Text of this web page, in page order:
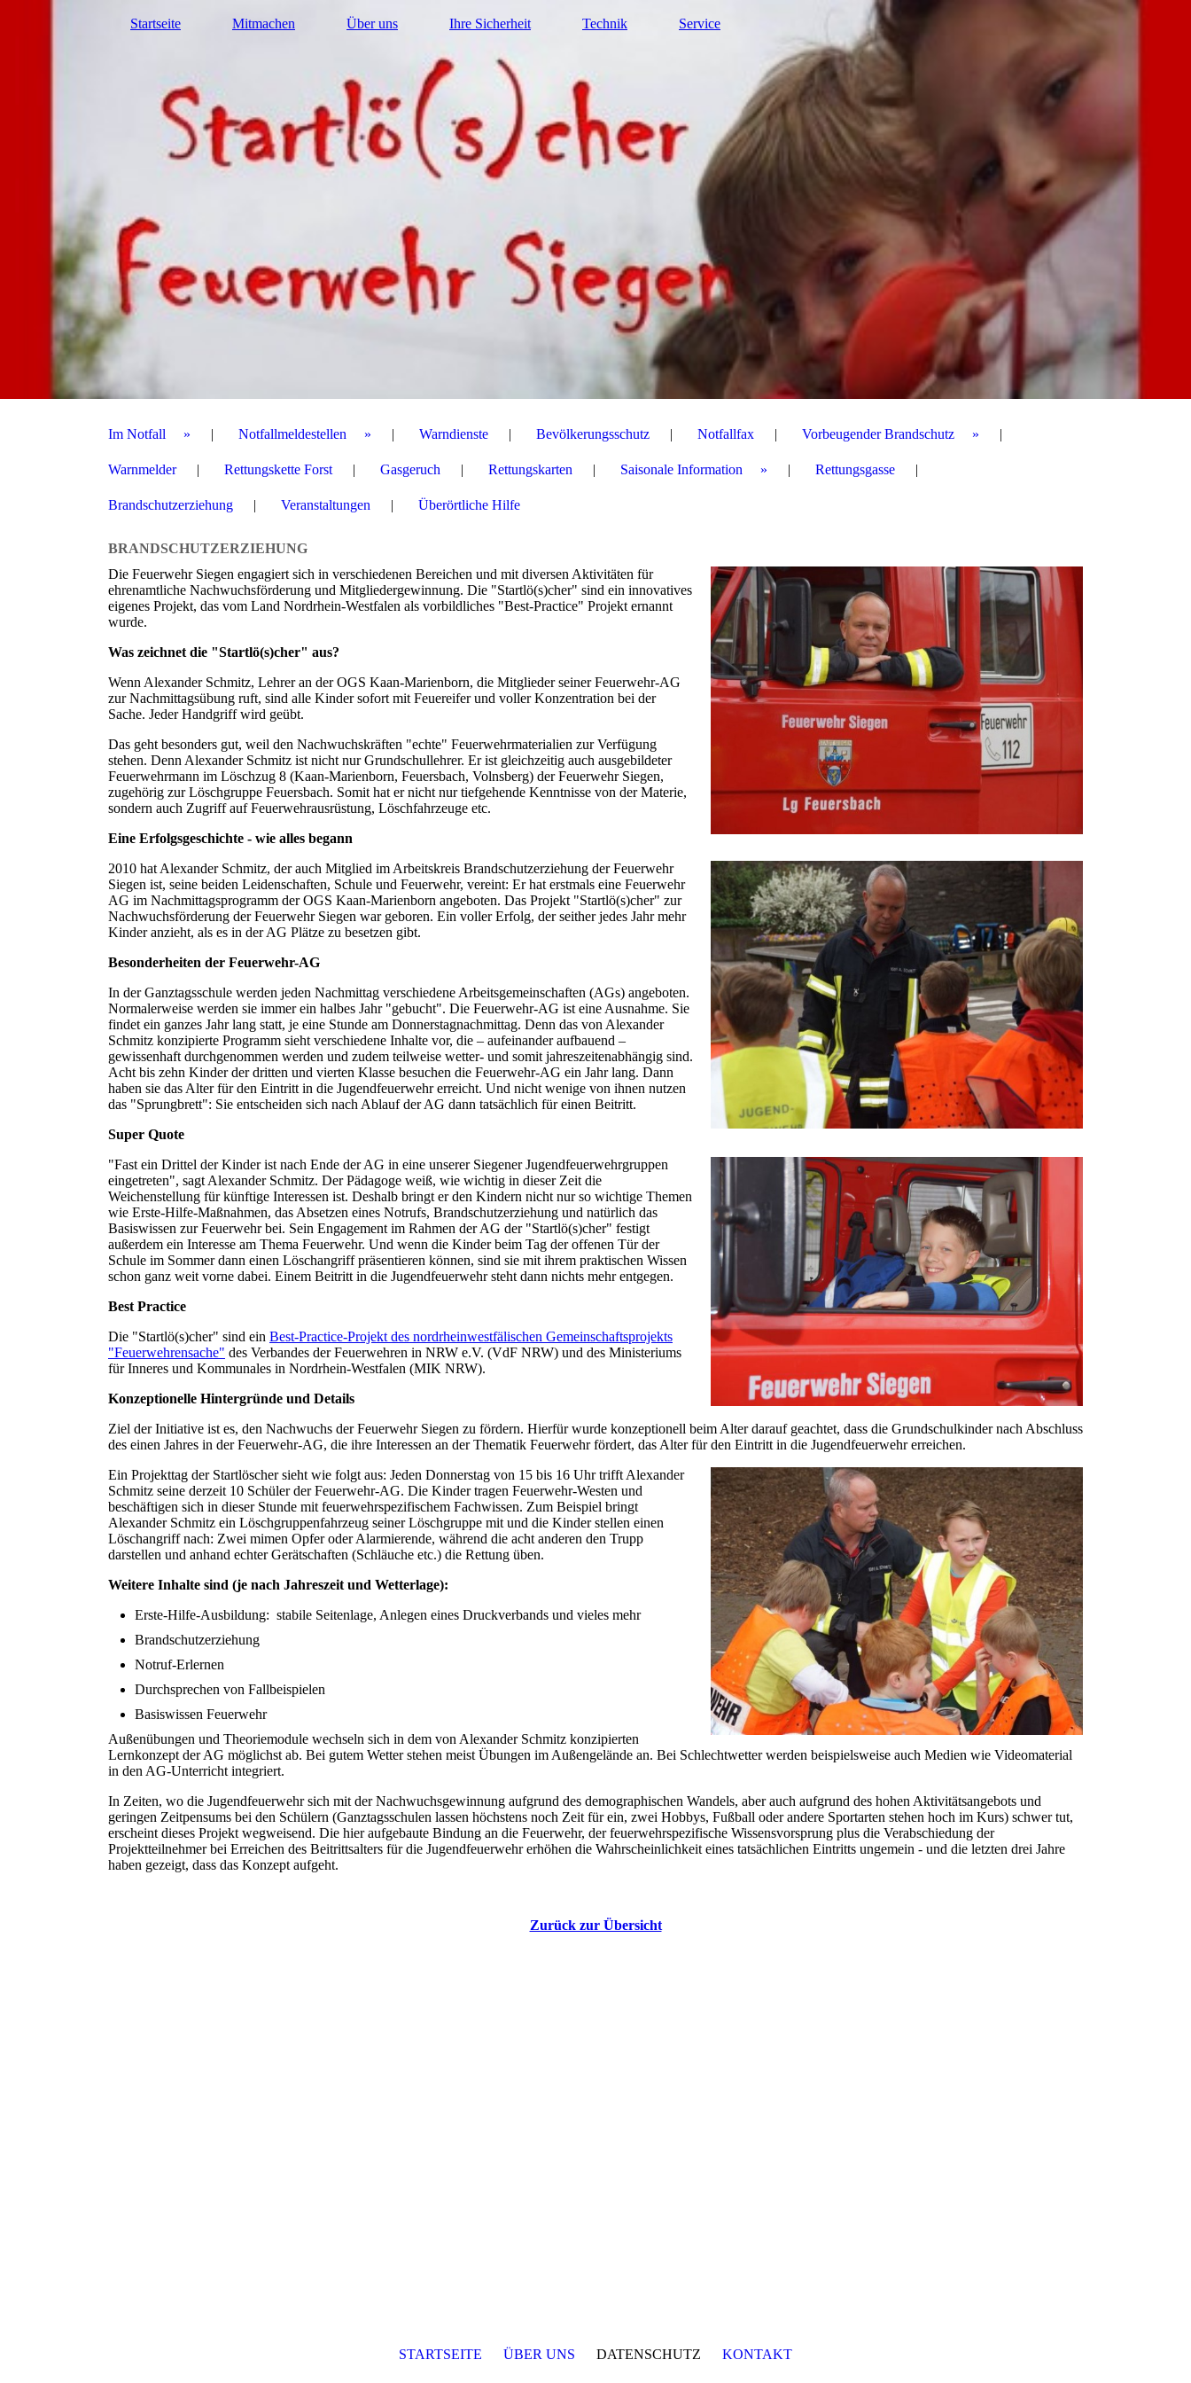
Startseite Mitmachen Über uns Ihre Sicherheit Technik Service
Im Notfall Notfallmeldestellen Warndienste Bevölkerungsschutz Notfallfax Vorbeugender Brandschutz
Warnmelder Rettungskette Forst Gasgeruch Rettungskarten Saisonale Information Rettungsgasse
Brandschutzerziehung Veranstaltungen Überörtliche Hilfe
BRANDSCHUTZERZIEHUNG
Die Feuerwehr Siegen engagiert sich in verschiedenen Bereichen und mit diversen Aktivitäten für
ehrenamtliche Nachwuchsförderung und Mitgliedergewinnung. Die "Startlö(s)cher" sind ein innovatives
eigenes Projekt, das vom Land Nordrhein-Westfalen als vorbildliches "Best-Practice" Projekt ernannt
wurde.
Was zeichnet die "Startlö(s)cher" aus?
Wenn Alexander Schmitz, Lehrer an der OGS Kaan-Marienborn, die Mitglieder seiner Feuerwehr-AG
zur Nachmittagsübung ruft, sind alle Kinder sofort mit Feuereifer und voller Konzentration bei der
Sache. Jeder Handgriff wird geübt.
Das geht besonders gut, weil den Nachwuchskräften "echte" Feuerwehrmaterialien zur Verfügung
stehen. Denn Alexander Schmitz ist nicht nur Grundschullehrer. Er ist gleichzeitig auch ausgebildeter
Feuerwehrmann im Löschzug 8 (Kaan-Marienborn, Feuersbach, Volnsberg) der Feuerwehr Siegen,
zugehörig zur Löschgruppe Feuersbach. Somit hat er nicht nur tiefgehende Kenntnisse von der Materie,
sondern auch Zugriff auf Feuerwehrausrüstung, Löschfahrzeuge etc.
Eine Erfolgsgeschichte - wie alles begann
2010 hat Alexander Schmitz, der auch Mitglied im Arbeitskreis Brandschutzerziehung der Feuerwehr
Siegen ist, seine beiden Leidenschaften, Schule und Feuerwehr, vereint: Er hat erstmals eine Feuerwehr
AG im Nachmittagsprogramm der OGS Kaan-Marienborn angeboten. Das Projekt "Startlö(s)cher" zur
Nachwuchsförderung der Feuerwehr Siegen war geboren. Ein voller Erfolg, der seither jedes Jahr mehr
Kinder anzieht, als es in der AG Plätze zu besetzen gibt.
Besonderheiten der Feuerwehr-AG
In der Ganztagsschule werden jeden Nachmittag verschiedene Arbeitsgemeinschaften (AGs) angeboten.
Normalerweise werden sie immer ein halbes Jahr "gebucht". Die Feuerwehr-AG ist eine Ausnahme. Sie
findet ein ganzes Jahr lang statt, je eine Stunde am Donnerstagnachmittag. Denn das von Alexander
Schmitz konzipierte Programm sieht verschiedene Inhalte vor, die – aufeinander aufbauend –
gewissenhaft durchgenommen werden und zudem teilweise wetter- und somit jahreszeitenabhängig sind.
Acht bis zehn Kinder der dritten und vierten Klasse besuchen die Feuerwehr-AG ein Jahr lang. Dann
haben sie das Alter für den Eintritt in die Jugendfeuerwehr erreicht. Und nicht wenige von ihnen nutzen
das "Sprungbrett": Sie entscheiden sich nach Ablauf der AG dann tatsächlich für einen Beitritt.
Super Quote
"Fast ein Drittel der Kinder ist nach Ende der AG in eine unserer Siegener Jugendfeuerwehrgruppen
eingetreten", sagt Alexander Schmitz. Der Pädagoge weiß, wie wichtig in dieser Zeit die
Weichenstellung für künftige Interessen ist. Deshalb bringt er den Kindern nicht nur so wichtige Themen
wie Erste-Hilfe-Maßnahmen, das Absetzen eines Notrufs, Brandschutzerziehung und natürlich das
Basiswissen zur Feuerwehr bei. Sein Engagement im Rahmen der AG der "Startlö(s)cher" festigt
außerdem ein Interesse am Thema Feuerwehr. Und wenn die Kinder beim Tag der offenen Tür der
Schule im Sommer dann einen Löschangriff präsentieren können, sind sie mit ihrem praktischen Wissen
schon ganz weit vorne dabei. Einem Beitritt in die Jugendfeuerwehr steht dann nichts mehr entgegen.
Best Practice
Die "Startlö(s)cher" sind ein Best-Practice-Projekt des nordrheinwestfälischen Gemeinschaftsprojekts
"Feuerwehrensache" des Verbandes der Feuerwehren in NRW e.V. (VdF NRW) und des Ministeriums
für Inneres und Kommunales in Nordrhein-Westfalen (MIK NRW).
Konzeptionelle Hintergründe und Details
Ziel der Initiative ist es, den Nachwuchs der Feuerwehr Siegen zu fördern. Hierfür wurde konzeptionell beim Alter darauf geachtet, dass die Grundschulkinder nach Abschluss
des einen Jahres in der Feuerwehr-AG, die ihre Interessen an der Thematik Feuerwehr fördert, das Alter für den Eintritt in die Jugendfeuerwehr erreichen.
Ein Projekttag der Startlöscher sieht wie folgt aus: Jeden Donnerstag von 15 bis 16 Uhr trifft Alexander
Schmitz seine derzeit 10 Schüler der Feuerwehr-AG. Die Kinder tragen Feuerwehr-Westen und
beschäftigen sich in dieser Stunde mit feuerwehrspezifischem Fachwissen. Zum Beispiel bringt
Alexander Schmitz ein Löschgruppenfahrzeug seiner Löschgruppe mit und die Kinder stellen einen
Löschangriff nach: Zwei mimen Opfer oder Alarmierende, während die acht anderen den Trupp
darstellen und anhand echter Gerätschaften (Schläuche etc.) die Rettung üben.
Weitere Inhalte sind (je nach Jahreszeit und Wetterlage):
Erste-Hilfe-Ausbildung: stabile Seitenlage, Anlegen eines Druckverbands und vieles mehr
Brandschutzerziehung
Notruf-Erlernen
Durchsprechen von Fallbeispielen
Basiswissen Feuerwehr
Außenübungen und Theoriemodule wechseln sich in dem von Alexander Schmitz konzipierten
Lernkonzept der AG möglichst ab. Bei gutem Wetter stehen meist Übungen im Außengelände an. Bei Schlechtwetter werden beispielsweise auch Medien wie Videomaterial
in den AG-Unterricht integriert.
In Zeiten, wo die Jugendfeuerwehr sich mit der Nachwuchsgewinnung aufgrund des demographischen Wandels, aber auch aufgrund des hohen Aktivitätsangebots und
geringen Zeitpensums bei den Schülern (Ganztagsschulen lassen höchstens noch Zeit für ein, zwei Hobbys, Fußball oder andere Sportarten stehen hoch im Kurs) schwer tut,
erscheint dieses Projekt wegweisend. Die hier aufgebaute Bindung an die Feuerwehr, der feuerwehrspezifische Wissensvorsprung plus die Verabschiedung der
Projektteilnehmer bei Erreichen des Beitrittsalters für die Jugendfeuerwehr erhöhen die Wahrscheinlichkeit eines tatsächlichen Eintritts ungemein - und die letzten drei Jahre
haben gezeigt, dass das Konzept aufgeht.
Zurück zur Übersicht
STARTSEITE ÜBER UNS DATENSCHUTZ KONTAKT